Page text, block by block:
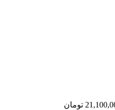
قیمت اصلی 21,100,000 تومان